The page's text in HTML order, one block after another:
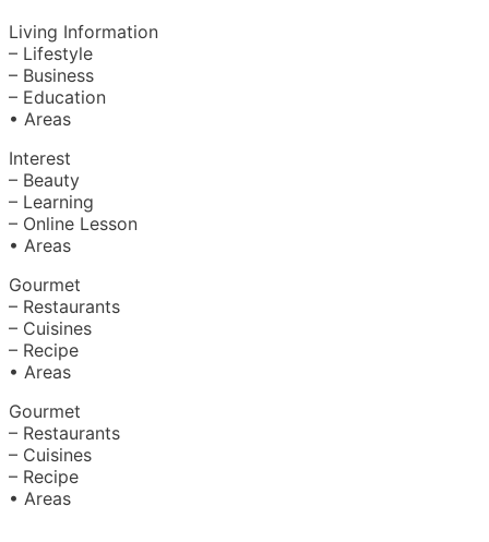
Living Information
– Lifestyle
– Business
– Education
• Areas
Interest
– Beauty
– Learning
– Online Lesson
• Areas
Gourmet
– Restaurants
– Cuisines
– Recipe
• Areas
Gourmet
– Restaurants
– Cuisines
– Recipe
• Areas